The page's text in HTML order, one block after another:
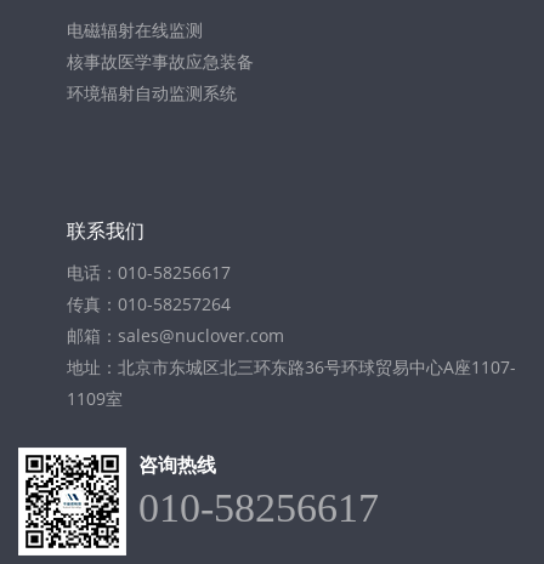
电磁辐射在线监测
核事故医学事故应急装备
环境辐射自动监测系统
联系我们
电话：010-58256617
传真：010-58257264
邮箱：sales@nuclover.com
地址：北京市东城区北三环东路36号环球贸易中心A座1107-
1109室
咨询热线
010-58256617